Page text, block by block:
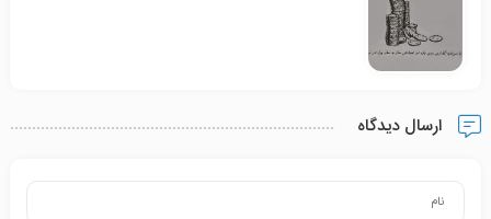
ارسال دیدگاه